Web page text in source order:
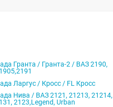
Гранта / Гранта-2 / ВАЗ 2190,
Ларгус / Кросс / FL Кросс
Нива / ВАЗ 2121, 21213, 21214,
2123,Legend, Urban